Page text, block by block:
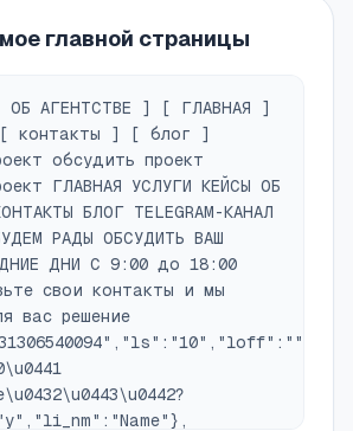
главной страницы
АГЕНТСТВЕ ] [ ГЛАВНАЯ ]
контакты ] [ блог ]
обсудить проект
ГЛАВНАЯ УСЛУГИ КЕЙСЫ ОБ
БЛОГ TELEGRAM-КАНАЛ
РАДЫ ОБСУДИТЬ ВАШ
ДНИ С 9:00 до 18:00
свои контакты и мы
вас решение